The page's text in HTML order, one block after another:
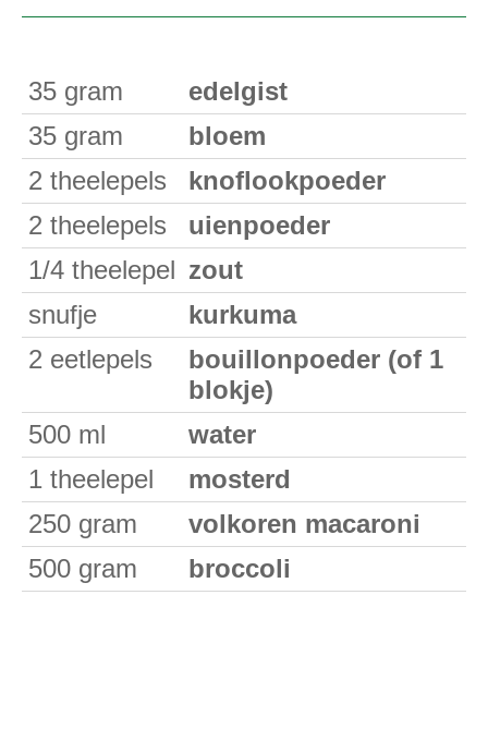
35 gram
edelgist
35 gram
bloem
2 theelepels
knoflookpoeder
2 theelepels
uienpoeder
1/4 theelepel zout
snufje
kurkuma
2 eetlepels
bouillonpoeder (of 1
blokje)
500 ml
water
1 theelepel
mosterd
250 gram
volkoren macaroni
500 gram broccoli